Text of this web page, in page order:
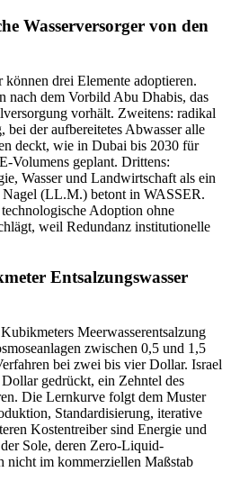
Wasserversorger von den
können drei Elemente adoptieren.
nach dem Vorbild Abu Dhabis, das
vorhält. Zweitens: radikal
bei der aufbereitetes Abwasser alle
deckt, wie in Dubai bis 2030 für
Volumens geplant. Drittens:
Wasser und Landwirtschaft als ein
Nagel (LL.M.) betont in WASSER.
Adoption ohne
weil Redundanz institutionelle
Entsalzungswasser
Meerwasserentsalzung
zwischen 0,5 und 1,5
bei zwei bis vier Dollar. Israel
gedrückt, ein Zehntel des
Die Lernkurve folgt dem Muster
Standardisierung, iterative
Kostentreiber sind Energie und
Sole, deren Zero-Liquid-
nicht im kommerziellen Maßstab